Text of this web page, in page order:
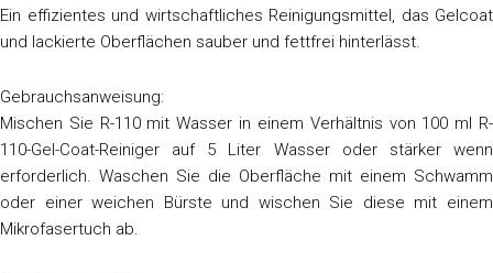
Ein effizientes und wirtschaftliches Reinigungsmittel, das Gelcoat
und lackierte Oberflächen sauber und fettfrei hinterlässt.
Gebrauchsanweisung:
Mischen Sie R-110 mit Wasser in einem Verhältnis von 100 ml R-
110-Gel-Coat-Reiniger auf 5 Liter Wasser oder stärker wenn
erforderlich. Waschen Sie die Oberfläche mit einem Schwamm
oder einer weichen Bürste und wischen Sie diese mit einem
Mikrofasertuch ab.